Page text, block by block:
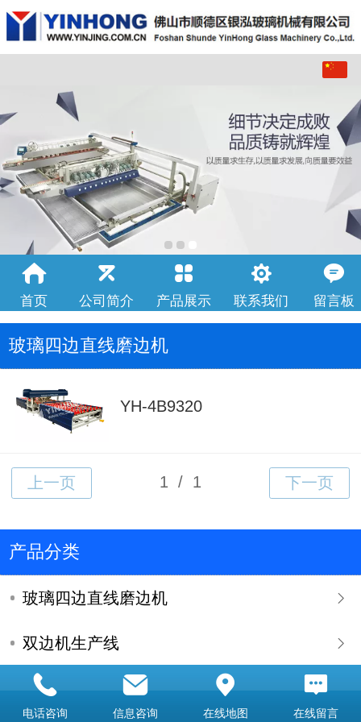
首页 公司简介 产品展示 联系我们 留言板
玻璃四边直线磨边机
YH-4B9320
产品分类
玻璃四边直线磨边机
双边机生产线
双边机系列
电话咨询 信息咨询 在线地图 在线留言